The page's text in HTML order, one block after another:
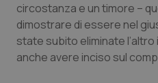
circostanza e un timore –
dimostrare di essere nel
state subito eliminate
anche avere inciso sul
tracking-sites-ironfish-
session-id